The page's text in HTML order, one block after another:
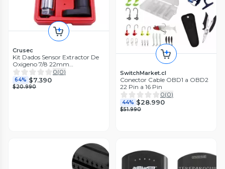
Crusec
Kit Dados Sensor Extractor De
Oxigeno 7/8 22mm
Automotriz
0(0)
64% $7.390
$20.990
SwitchMarket.cl
Conector Cable OBD1 a OBD2
22 Pin a 16 Pin
0(0)
44% $28.990
$51.990